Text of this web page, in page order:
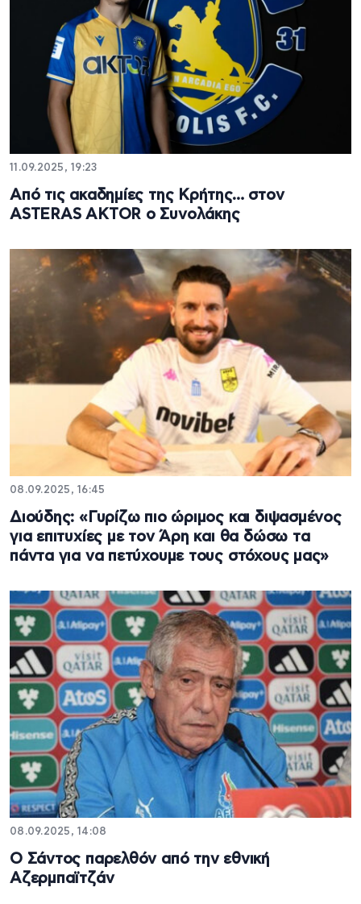
11.09.2025, 19:23
Από τις ακαδημίες της Κρήτης… στον
ASTERAS AKTOR ο Συνολάκης
08.09.2025, 16:45
Διούδης: «Γυρίζω πιο ώριμος και διψασμένος
για επιτυχίες με τον Άρη και θα δώσω τα
πάντα για να πετύχουμε τους στόχους μας»
08.09.2025, 14:08
Ο Σάντος παρελθόν από την εθνική
Αζερμπαϊτζάν